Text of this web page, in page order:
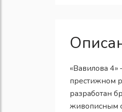
«Вавилова
престижном
разработан
живописным